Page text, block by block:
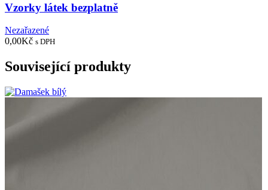
Vzorky látek bezplatně
Nezařazené
0,00Kč s DPH
Související produkty